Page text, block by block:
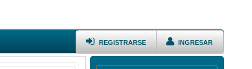
INGRESAR
REGISTRARSE